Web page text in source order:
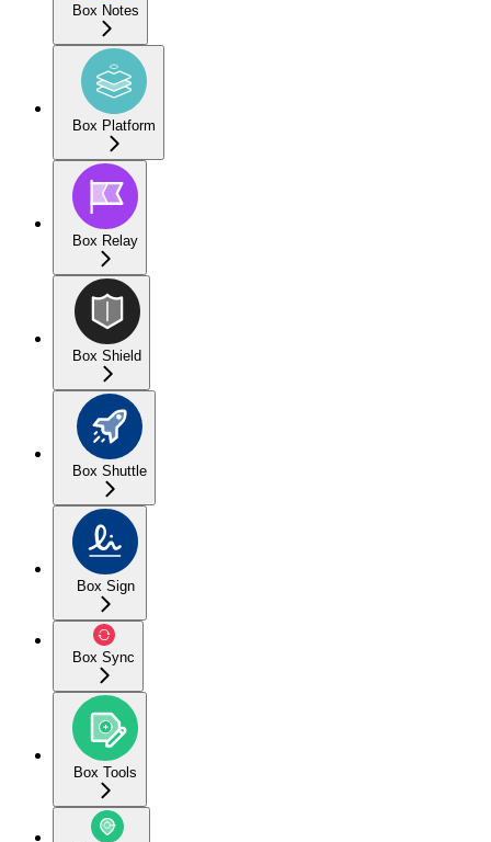
Box Notes
Box Platform
Box Relay
Box Shield
Box Shuttle
Box Sign
Box Sync
Box Tools